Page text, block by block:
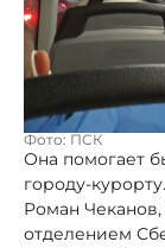
Фото: ПСК
Она помогает
городу-курорту.
Роман
отделением